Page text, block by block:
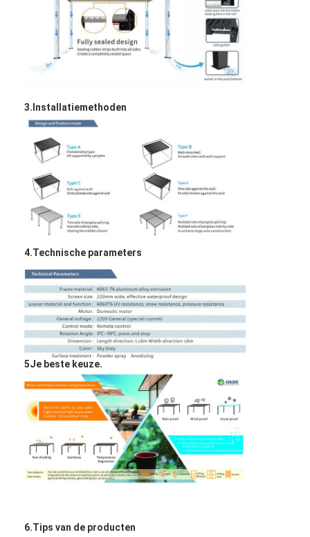
3.Installatiemethoden
4.Technische parameters
5Je beste keuze.
6.Tips van de producten